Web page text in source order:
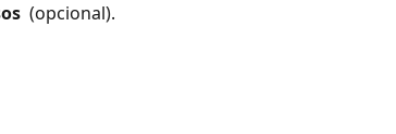
(opcional).